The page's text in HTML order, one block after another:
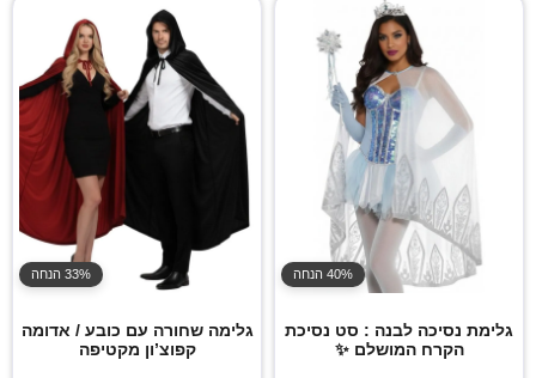
40% הנחה
גלימת נסיכה לבנה : סט נסיכת
הקרח המושלם ✨
33% הנחה
גלימה שחורה עם כובע / אדומה
קפוצ’ון מקטיפה